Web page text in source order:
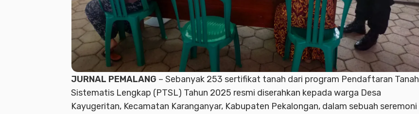
JURNAL PEMALANG – Sebanyak 253 sertifikat tanah dari program Pendaftaran Tanah
Sistematis Lengkap (PTSL) Tahun 2025 resmi diserahkan kepada warga Desa
Kayugeritan, Kecamatan Karanganyar, Kabupaten Pekalongan, dalam sebuah seremoni